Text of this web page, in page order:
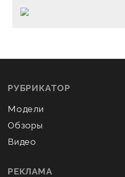
РУБРИКАТОР
Модели
Обзоры
Видео
РЕКЛАМА